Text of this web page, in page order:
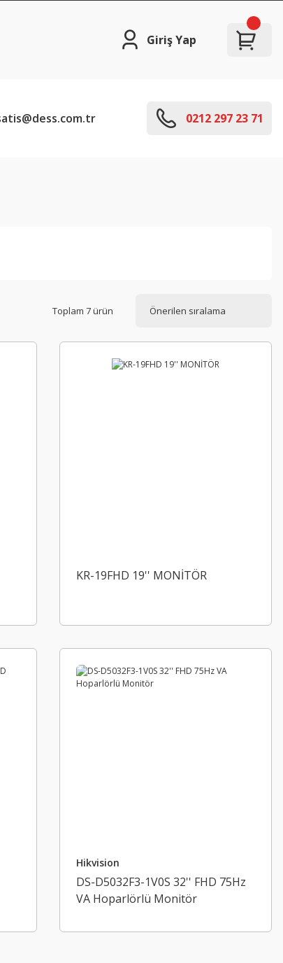
Giriş Yap
0212 297 23 71
Toplam 7 ürün
KR-19FHD 19'' MONİTÖR
Hikvision
DS-D5032F3-1V0S 32'' FHD 75Hz
VA Hoparlörlü Monitör